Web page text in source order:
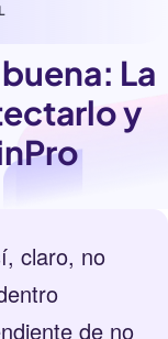
La
y
claro, no
de no